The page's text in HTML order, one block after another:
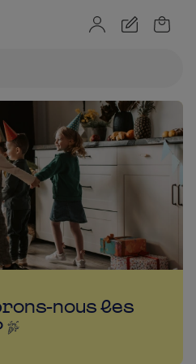
nous les